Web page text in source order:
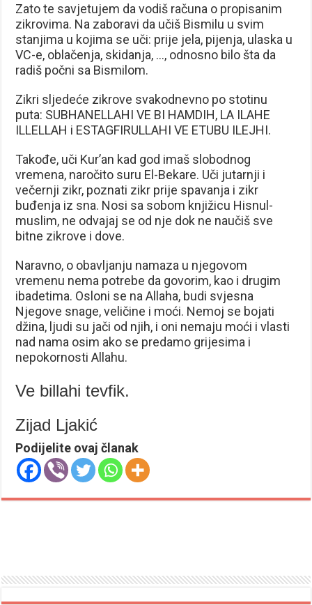
Zato te savjetujem da vodiš računa o propisanim
zikrovima. Na zaboravi da učiš Bismilu u svim
stanjima u kojima se uči: prije jela, pijenja, ulaska u
VC-e, oblačenja, skidanja, …, odnosno bilo šta da
radiš počni sa Bismilom.
Zikri sljedeće zikrove svakodnevno po stotinu
puta: SUBHANELLAHI VE BI HAMDIH, LA ILAHE
ILLELLAH i ESTAGFIRULLAHI VE ETUBU ILEJHI.
Takođe, uči Kur’an kad god imaš slobodnog
vremena, naročito suru El-Bekare. Uči jutarnji i
večernji zikr, poznati zikr prije spavanja i zikr
buđenja iz sna. Nosi sa sobom knjižicu Hisnul-
muslim, ne odvajaj se od nje dok ne naučiš sve
bitne zikrove i dove.
Naravno, o obavljanju namaza u njegovom
vremenu nema potrebe da govorim, kao i drugim
ibadetima. Osloni se na Allaha, budi svjesna
Njegove snage, veličine i moći. Nemoj se bojati
džina, ljudi su jači od njih, i oni nemaju moći i vlasti
nad nama osim ako se predamo grijesima i
nepokornosti Allahu.
Ve billahi tevfik.
Zijad Ljakić
Podijelite ovaj članak